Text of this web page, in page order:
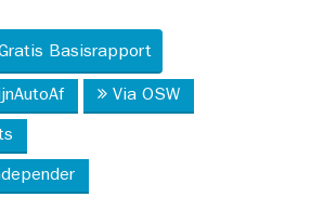
Basisrapport
Via OSW